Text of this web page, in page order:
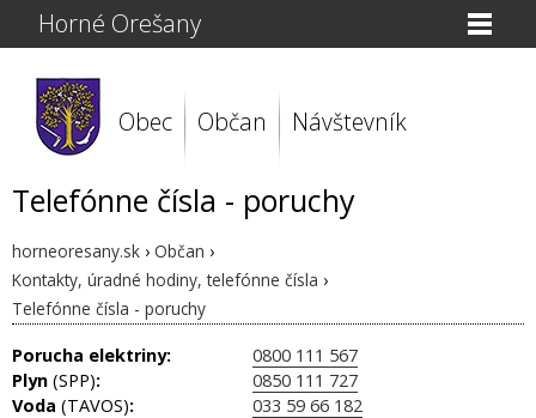
Horné Orešany
Obec Občan Návštevník
Telefónne čísla - poruchy
horneoresany.sk › Občan ›
Kontakty, úradné hodiny, telefónne čísla ›
Telefónne čísla - poruchy
Porucha elektriny:
0800 111 567
Plyn (SPP):
0850 111 727
Voda (TAVOS):
033 59 66 182